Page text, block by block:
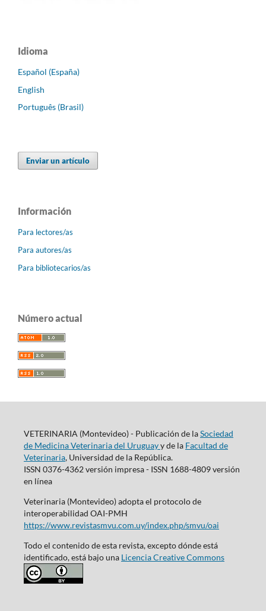
Idioma
Español (España)
English
Português (Brasil)
Enviar un artículo
Información
Para lectores/as
Para autores/as
Para bibliotecarios/as
Número actual
VETERINARIA (Montevideo) - Publicación de laSociedad
de Medicina Veterinaria del Uruguayy de la Facultad de
Veterinaria, Universidad de la República.
ISSN 0376-4362 versión impresa - ISSN 1688-4809 versión
en línea
Veterinaria (Montevideo) adopta el protocolo de
interoperabilidad OAI-PMH
https://www.revistasmvu.com.uy/index.php/smvu/oai
Todo el contenido de esta revista, excepto dónde está
identificado, está bajo una Licencia Creative Commons